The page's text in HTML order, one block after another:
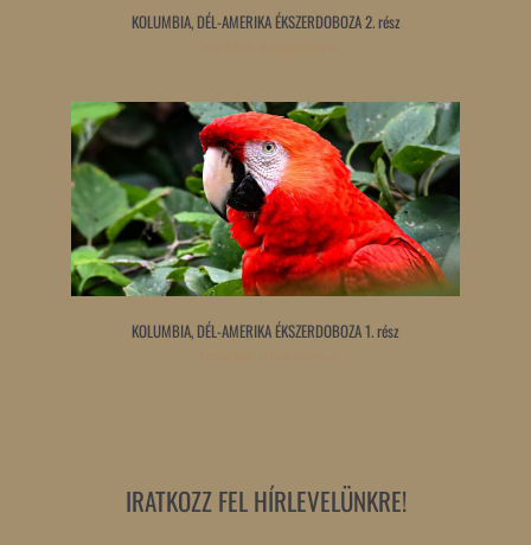
KOLUMBIA, DÉL-AMERIKA ÉKSZERDOBOZA 2. rész
KOLUMBIA, DÉL-AMERIKA ÉKSZERDOBOZA 1. rész
IRATKOZZ FEL HÍRLEVELÜNKRE!